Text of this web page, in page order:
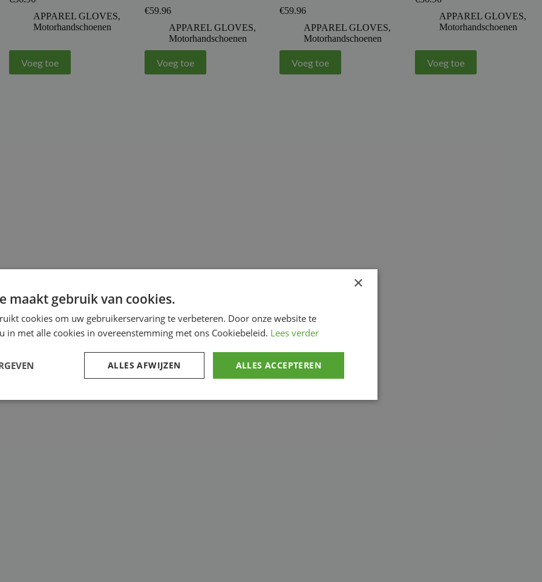
APPAREL GLOVES,
Motorhandschoenen
Voeg toe
€59.96
APPAREL GLOVES,
Motorhandschoenen
Voeg toe
€59.96
APPAREL GLOVES,
Motorhandschoenen
Voeg toe
APPAREL GLOVES,
Motorhandschoenen
Voeg toe
×
maakt gebruik van cookies.
cookies om uw gebruikerservaring te verbeteren. Door onze website te
in met alle cookies in overeenstemming met ons Cookiebeleid. Lees verder
ALLES ACCEPTEREN
ALLES AFWIJZEN